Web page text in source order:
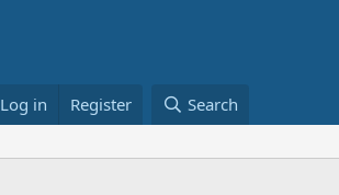
Log in Register Search